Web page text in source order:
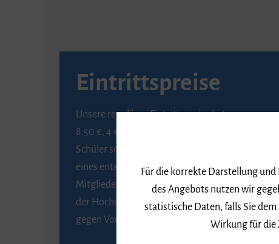
Eintrittspreise
Unsere regulären Eintrittspreise betragen
8,50 €, 4 € ermäßigt für Schülerinnen und
Schüler sowie Studierende gegen Vorlage
eines entsprechenden Nachweises, 6 € für
Mitglieder der Gesellschaft zur Förderung
der Hochschule für Musik Freiburg e. V.
gegen Vorlage des Mitgliedsausweises.
Für die korrekte Darstellung
des Angebots nutzen wir
statistische Daten, falls Sie
Wirkung für die